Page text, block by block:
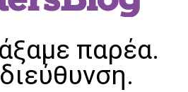
παρέα.